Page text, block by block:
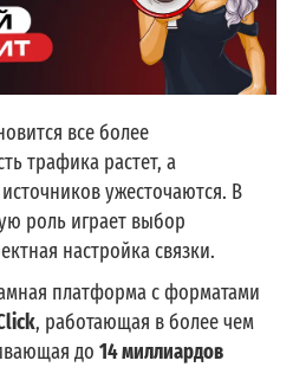
все более
трафика растет, а
ужесточаются. В
роль играет выбор
настройка связки.
платформа с форматами
, работающая в более чем
до 14 миллиардов